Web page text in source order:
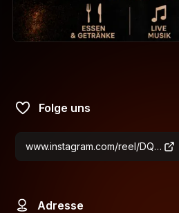
Folge uns
www.instagram.com/reel/DQCFvxHCmg6/?utm_source=ig_web_copy_link&igsh=MzRlODBiNWFlZA==
Adresse